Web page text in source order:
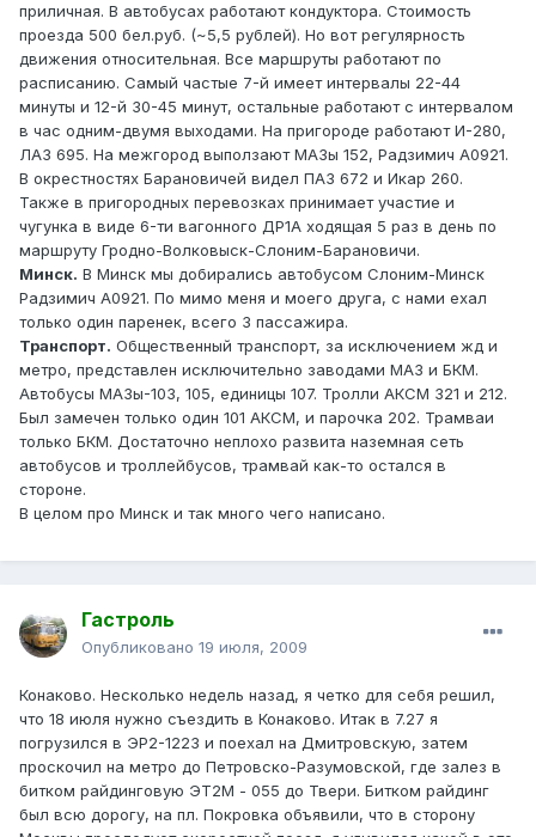
приличная. В автобусах работают кондуктора. Стоимость
проезда 500 бел.руб. (~5,5 рублей). Но вот регулярность
движения относительная. Все маршруты работают по
расписанию. Самый частые 7-й имеет интервалы 22-44
минуты и 12-й 30-45 минут, остальные работают с интервалом
в час одним-двумя выходами. На пригороде работают И-280,
ЛАЗ 695. На межгород выползают МАЗы 152, Радзимич А0921.
В окрестностях Барановичей видел ПАЗ 672 и Икар 260.
Также в пригородных перевозках принимает участие и
чугунка в виде 6-ти вагонного ДР1А ходящая 5 раз в день по
маршруту Гродно-Волковыск-Слоним-Барановичи.
Минск. В Минск мы добирались автобусом Слоним-Минск
Радзимич А0921. По мимо меня и моего друга, с нами ехал
только один паренек, всего 3 пассажира.
Транспорт. Общественный транспорт, за исключением жд и
метро, представлен исключительно заводами МАЗ и БКМ.
Автобусы МАЗы-103, 105, единицы 107. Тролли АКСМ 321 и 212.
Был замечен только один 101 АКСМ, и парочка 202. Трамваи
только БКМ. Достаточно неплохо развита наземная сеть
автобусов и троллейбусов, трамвай как-то остался в
стороне.
В целом про Минск и так много чего написано.
Гастроль
Опубликовано 19 июля, 2009
Конаково. Несколько недель назад, я четко для себя решил,
что 18 июля нужно съездить в Конаково. Итак в 7.27 я
погрузился в ЭР2-1223 и поехал на Дмитровскую, затем
проскочил на метро до Петровско-Разумовской, где залез в
битком райдинговую ЭТ2М - 055 до Твери. Битком райдинг
был всю дорогу, на пл. Покровка объявили, что в сторону